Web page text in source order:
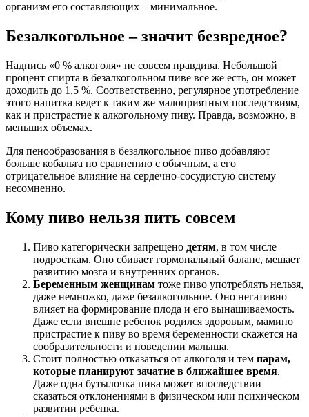
организм его составляющих – минимальное.
Безалкогольное – значит безвредное?
Надпись «0 % алкоголя» не совсем правдива. Небольшой
процент спирта в безалкогольном пиве все же есть, он может
доходить до 1,5 %. Соответственно, регулярное употребление
этого напитка ведет к таким же малоприятным последствиям,
как и пристрастие к алкогольному пиву. Правда, возможно, в
меньших объемах.
Для пенообразования в безалкогольное пиво добавляют
больше кобальта по сравнению с обычным, а его
отрицательное влияние на сердечно-сосудистую систему
несомненно.
Кому пиво нельзя пить совсем
Пиво категорически запрещено детям, в том числе
подросткам. Оно сбивает гормональный баланс, мешает
развитию мозга и внутренних органов.
Беременным женщинам тоже пиво употреблять нельзя,
даже немножко, даже безалкогольное. Оно негативно
влияет на формирование плода и его вынашиваемость.
Даже если внешне ребенок родился здоровым, мамино
пристрастие к пиву во время беременности скажется на
сообразительности и поведении малыша.
Стоит полностью отказаться от алкоголя и тем парам,
которые планируют зачатие в ближайшее время.
Даже одна бутылочка пива может впоследствии
сказаться отклонениями в физическом или психическом
развитии ребенка.